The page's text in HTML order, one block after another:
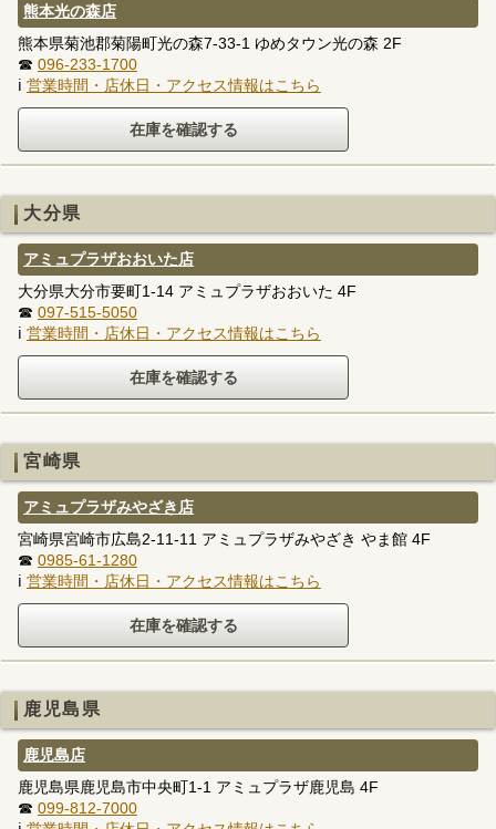
熊本光の森店
熊本県菊池郡菊陽町光の森7-33-1 ゆめタウン光の森 2F
☎ 096-233-1700
ℹ 営業時間・店休日・アクセス情報はこちら
大分県
アミュプラザおおいた店
大分県大分市要町1-14 アミュプラザおおいた 4F
☎ 097-515-5050
ℹ 営業時間・店休日・アクセス情報はこちら
宮崎県
アミュプラザみやざき店
宮崎県宮崎市広島2-11-11 アミュプラザみやざき やま館 4F
☎ 0985-61-1280
ℹ 営業時間・店休日・アクセス情報はこちら
鹿児島県
鹿児島店
鹿児島県鹿児島市中央町1-1 アミュプラザ鹿児島 4F
☎ 099-812-7000